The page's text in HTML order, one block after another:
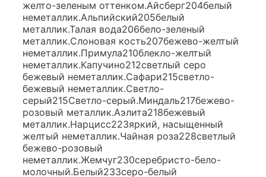
желто-зеленым оттенком.Айсберг204белый
неметаллик.Альпийский205белый
металлик.Талая вода206бело-зеленый
металлик.Слоновая кость207бежево-желтый
неметаллик.Примула210блекло-желтый
неметаллик.Капучино212светлый серо
бежевый неметаллик.Сафари215светло-
бежевый неметаллик.Светло-
серый215Светло-серый.Миндаль217бежево-
розовый металлик.Аэлита218бежевый
металлик.Нарцисс223яркий, насыщенный
желтый неметаллик.Чайная роза228светлый
бежево-розовый
неметаллик.Жемчуг230серебристо-бело-
молочный.Белый233серо-белый